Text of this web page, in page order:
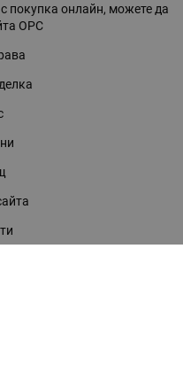
покупка онлайн, можете да
ОРС